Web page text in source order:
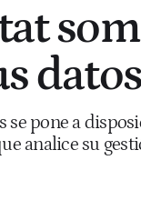
se pone a
analice su